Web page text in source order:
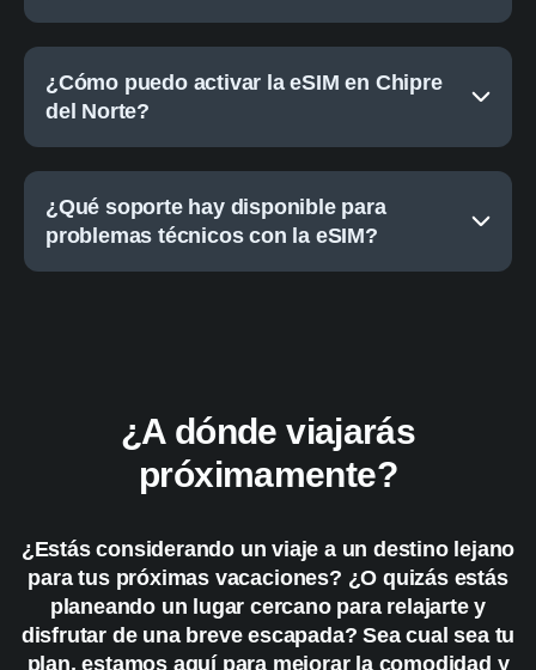
¿Cómo puedo activar la eSIM en Chipre
del Norte?
¿Qué soporte hay disponible para
problemas técnicos con la eSIM?
¿A dónde viajarás
próximamente?
¿Estás considerando un viaje a un destino lejano
para tus próximas vacaciones? ¿O quizás estás
planeando un lugar cercano para relajarte y
disfrutar de una breve escapada? Sea cual sea tu
plan, estamos aquí para mejorar la comodidad y